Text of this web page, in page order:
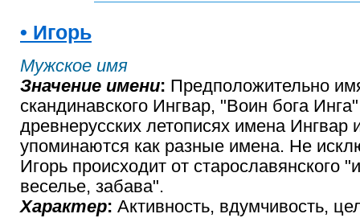
• Игорь
Мужское имя
Значение имени: Предположительно
скандинавского Ингвар, "Воин бога
древнерусских летописях имена Ингвар
упоминаются как разные имена. Не
Игорь происходит от старославянского
веселье, забава".
Характер: Активность, вдумчивость,